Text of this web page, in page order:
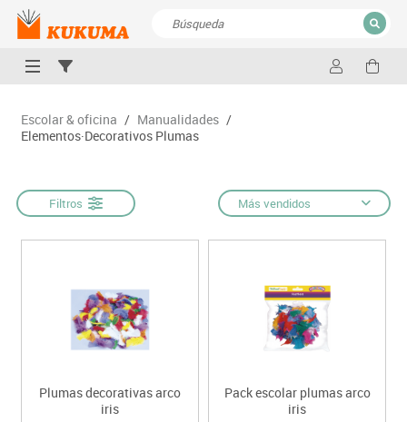
CERRAR
Escolar & oficina / Manualidades /
Elementos·Decorativos Plumas
Filtros Más vendidos
Plumas decorativas arco
iris
Pack escolar plumas arco
iris